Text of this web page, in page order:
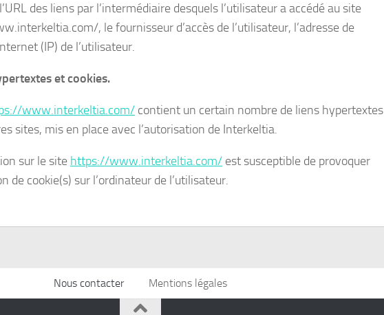
des liens par l’intermédiaire desquels l’utilisateur a accédé au site
, le fournisseur d’accès de l’utilisateur, l’adresse de
(IP) de l’utilisateur.
et cookies.
www.interkeltia.com/ contient un certain nombre de liens hypertextes
sites, mis en place avec l’autorisation de Interkeltia.
sur le site https://www.interkeltia.com/ est susceptible de provoquer
de cookie(s) sur l’ordinateur de l’utilisateur.
Nous contacter Mentions légales